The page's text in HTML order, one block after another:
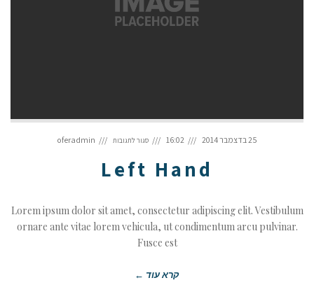
25 בדצמבר 2014 16:02 סגור לתגובות Left
Hand
oferadmin
Left Hand
Lorem ipsum dolor sit amet, consectetur adipiscing elit. Vestibulum
ornare ante vitae lorem vehicula, ut condimentum arcu pulvinar.
Fusce est
קרא עוד ←